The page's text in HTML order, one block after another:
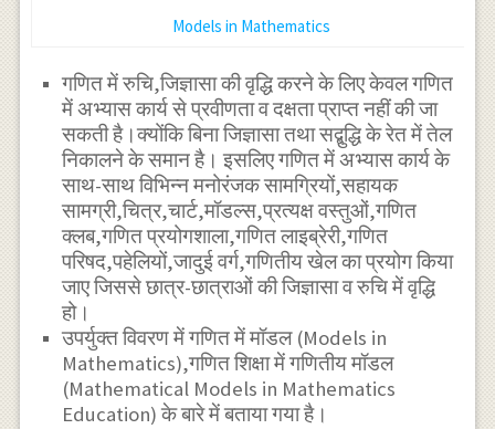
Models in Mathematics
गणित में रुचि,जिज्ञासा की वृद्धि करने के लिए केवल गणित
में अभ्यास कार्य से प्रवीणता व दक्षता प्राप्त नहीं की जा
सकती है।क्योंकि बिना जिज्ञासा तथा सद्बुद्धि के रेत में तेल
निकालने के समान है। इसलिए गणित में अभ्यास कार्य के
साथ-साथ विभिन्न मनोरंजक सामग्रियों,सहायक
सामग्री,चित्र,चार्ट,मॉडल्स,प्रत्यक्ष वस्तुओं,गणित
क्लब,गणित प्रयोगशाला,गणित लाइब्रेरी,गणित
परिषद,पहेलियों,जादुई वर्ग,गणितीय खेल का प्रयोग किया
जाए जिससे छात्र-छात्राओं की जिज्ञासा व रुचि में वृद्धि
हो।
उपर्युक्त विवरण में गणित में मॉडल (Models in
Mathematics),गणित शिक्षा में गणितीय मॉडल
(Mathematical Models in Mathematics
Education) के बारे में बताया गया है।